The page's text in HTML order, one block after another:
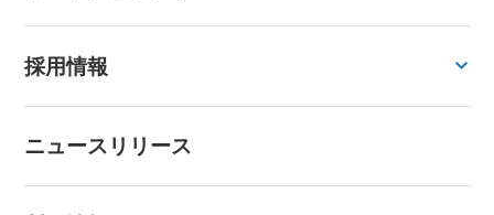
採用情報
ニュースリリース